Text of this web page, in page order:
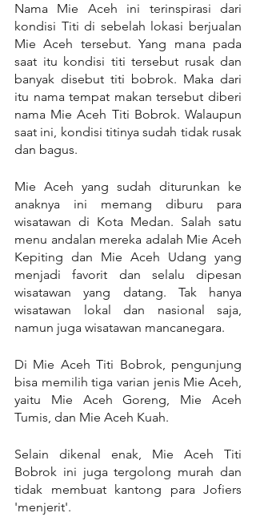
Nama Mie Aceh ini terinspirasi dari
kondisi Titi di sebelah lokasi berjualan
Mie Aceh tersebut. Yang mana pada
saat itu kondisi titi tersebut rusak dan
banyak disebut titi bobrok. Maka dari
itu nama tempat makan tersebut diberi
nama Mie Aceh Titi Bobrok. Walaupun
saat ini, kondisi titinya sudah tidak rusak
dan bagus.
Mie Aceh yang sudah diturunkan ke
anaknya ini memang diburu para
wisatawan di Kota Medan. Salah satu
menu andalan mereka adalah Mie Aceh
Kepiting dan Mie Aceh Udang yang
menjadi favorit dan selalu dipesan
wisatawan yang datang. Tak hanya
wisatawan lokal dan nasional saja,
namun juga wisatawan mancanegara.
Di Mie Aceh Titi Bobrok, pengunjung
bisa memilih tiga varian jenis Mie Aceh,
yaitu Mie Aceh Goreng, Mie Aceh
Tumis, dan Mie Aceh Kuah.
Selain dikenal enak, Mie Aceh Titi
Bobrok ini juga tergolong murah dan
tidak membuat kantong para Jofiers
'menjerit'.